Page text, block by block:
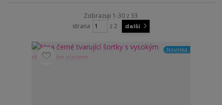
Zobrazuji 1-30 z 33
strana
z 2 další
Novinka